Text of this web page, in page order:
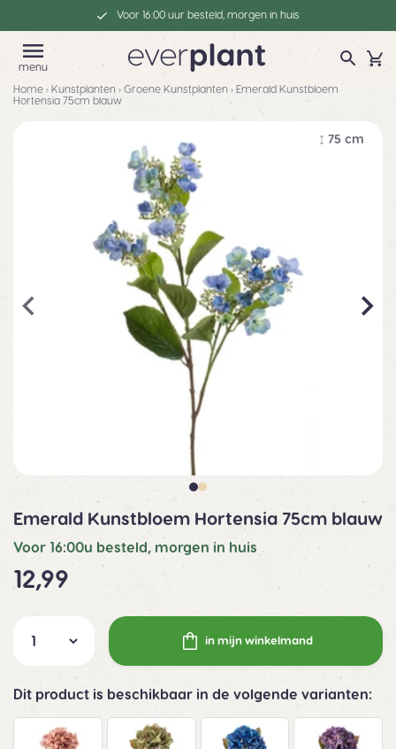
Voor 16:00 uur besteld, morgen in huis
menu
Home › Kunstplanten › Groene Kunstplanten › Emerald Kunstbloem
Hortensia 75cm blauw
75 cm
Emerald Kunstbloem Hortensia 75cm blauw
Voor 16:00u besteld, morgen in huis
12,99
in mijn winkelmand
Dit product is beschikbaar in de volgende varianten: